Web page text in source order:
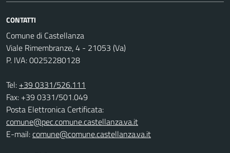
CONTATTI
Comune di Castellanza
Viale Rimembranze, 4 - 21053 (Va)
P. IVA: 00252280128
Tel: +39 0331/526.111
Fax: +39 0331/501.049
Posta Elettronica Certificata:
comune@pec.comune.castellanza.va.it
E-mail:comune@comune.castellanza.va.it